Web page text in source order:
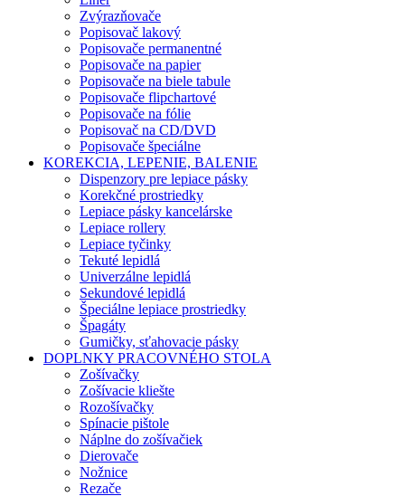
Zvýrazňovače
Popisovač lakový
Popisovače permanentné
Popisovače na papier
Popisovače na biele tabule
Popisovače flipchartové
Popisovače na fólie
Popisovač na CD/DVD
Popisovače špeciálne
KOREKCIA, LEPENIE, BALENIE
Dispenzory pre lepiace pásky
Korekčné prostriedky
Lepiace pásky kancelárske
Lepiace rollery
Lepiace tyčinky
Tekuté lepidlá
Univerzálne lepidlá
Sekundové lepidlá
Špeciálne lepiace prostriedky
Špagáty
Gumičky, sťahovacie pásky
DOPLNKY PRACOVNÉHO STOLA
Zošívačky
Zošívacie kliešte
Rozošívačky
Spínacie pištole
Náplne do zošívačiek
Dierovače
Nožnice
Rezače